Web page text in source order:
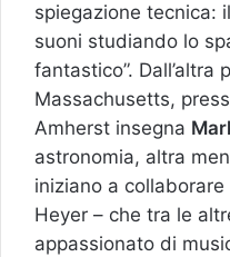
spiegazione tecnica:
suoni studiando lo
fantastico”. Dall’altra
Massachusetts,
Amherst insegna
astronomia, altra
iniziano a
Heyer – che tra le
appassionato di